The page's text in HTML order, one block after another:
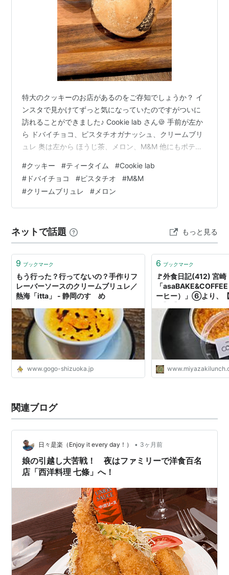
特大のクッキーのお店があるのをご存知でしょうか？ イ
ンスタで見かけてずっと気になっていたのですがついに
訪れることができました♪ Cookie lab さん🍪 手前が左か
ら ドバイチョコ、ピスタチオガナッシュ、クリームブリ
ュレ 奥は左から ほうじ茶、メロン、M&M 他にもポテト
モンドチョコや紅茶など定番系など幅広く たぶん25種類
くらいあった気がします☆ クッキーはちょっとスコーン
にも似たようなさっくりほっくりで手のひらサイズでか
なりずっしりとボリューミーでした ３つで十分お腹いっ
乗っていて ピ…
#クッキー #ティータイム #Cookie lab
# ドバイチョコ #ピスタチオ #M&M
#クリームブリュレ # メロン
ネットで話題 もっと見る
9 ブックマーク
もう行った？行ってないの？手作りフ
レーバーソースのクリームブリュレ／
熱海「itta」 - 静岡のすゝめ
www.gogo-shizuoka.jp
6 ブックマーク
🚩外食日記(412) 宮崎
「
ーヒー）」⑥より、
ト】‼️🌐宮崎市清水🌐
関連ブログ
日々是楽（Enjoy it every day！） • 3ヶ月前
娘の引越し大苦戦！ 夜はファミリーで洋食百名
店「西洋料理 七條」へ！